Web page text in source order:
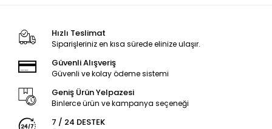
Hızlı Teslimat
Siparişleriniz en kısa sürede elinize ulaşır.
Güvenli Alışveriş
Güvenli ve kolay ödeme sistemi
Geniş Ürün Yelpazesi
Binlerce ürün ve kampanya seçeneği
7 / 24 DESTEK